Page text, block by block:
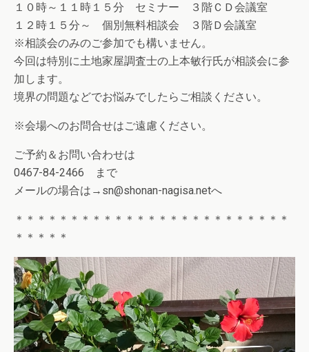
１０時～１１時１５分 セミナー ３階ＣＤ会議室
１２時１５分～ 個別無料相談会 ３階Ｄ会議室
※相談会のみのご参加でも構いません。
今回は特別に土地家屋調査士の上本敏行氏が相談会に参
加します。
境界の問題などでお悩みでしたらご相談ください。
※会場へのお問合せはご遠慮ください。
ご予約＆お問い合わせは
0467-84-2466 まで
メールの場合は→sn@shonan-nagisa.netへ
＊＊＊＊＊＊＊＊＊＊＊＊＊＊＊＊＊＊＊＊＊＊＊＊＊
＊＊＊＊＊